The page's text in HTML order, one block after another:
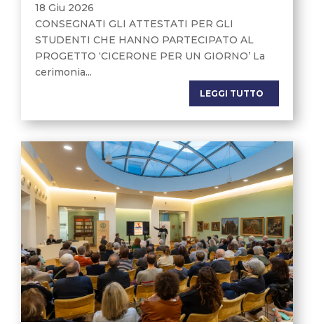
18 Giu 2026
CONSEGNATI GLI ATTESTATI PER GLI
STUDENTI CHE HANNO PARTECIPATO AL
PROGETTO ‘CICERONE PER UN GIORNO’ La
cerimonia...
LEGGI TUTTO